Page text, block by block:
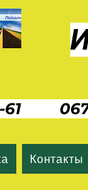
61
Контакты